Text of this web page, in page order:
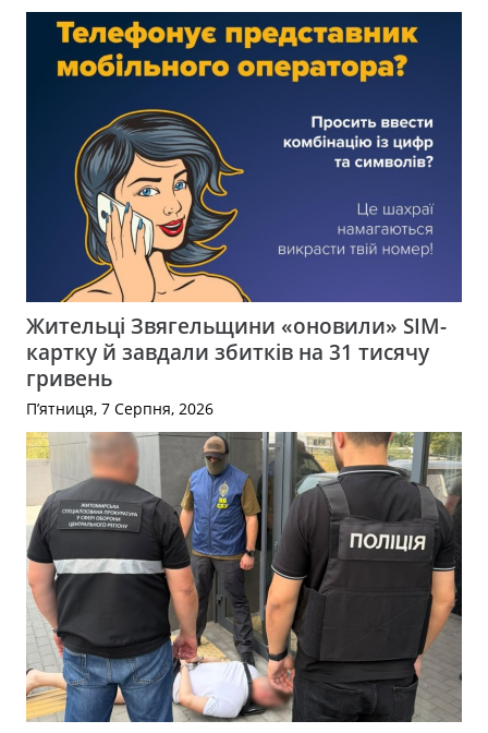
Жительці Звягельщини «оновили» SIM-
картку й завдали збитків на 31 тисячу
гривень
П’ятниця, 7 Серпня, 2026